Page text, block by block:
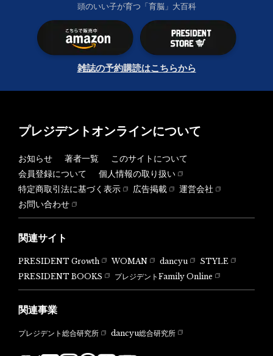
頭のいい子が育つ「育脳」大百科
雑誌の予約購読はこちらから
プレジデントオンラインについて
お知らせ 著者一覧
このサイトについて
会員登録について
個人情報の取り扱い
特定商取引法に基づく表示
広告掲載
運営会社
お問い合わせ
関連サイト
PRESIDENT Growth WOMAN dancyu
STYLE
PRESIDENT BOOKS
プレジデントFamily Online
関連事業
プレジデント総合研究所 dancyu総合研究所